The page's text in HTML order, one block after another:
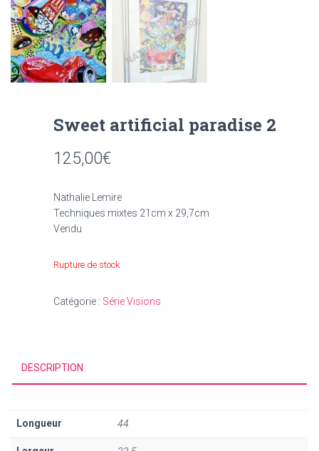
Sweet artificial paradise 2
125,00€
Nathalie Lemire
Techniques mixtes 21cm x 29,7cm
Vendu
Rupture de stock
Catégorie : Série Visions
DESCRIPTION
Longueur 44